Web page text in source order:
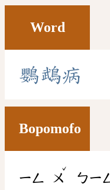
Word
鸚鵡病
Bopomofo
ㄧㄥ ㄨ
ˇ
ㄅㄧㄥ